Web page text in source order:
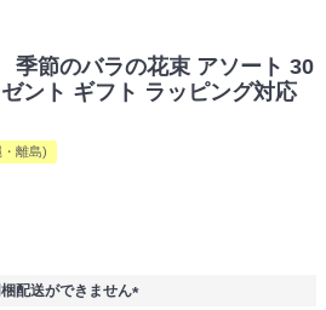
季節のバラの花束 アソート 30
ント ギフト ラッピング対応
離島)
配送ができません